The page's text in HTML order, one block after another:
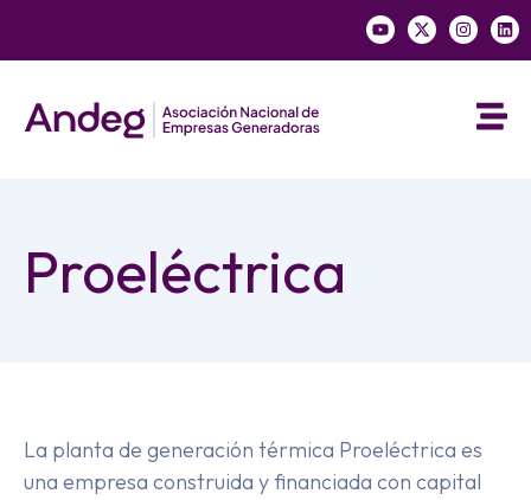
Proeléctrica
La planta de generación térmica Proeléctrica es
una empresa construida y financiada con capital